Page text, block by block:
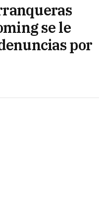
se le
por